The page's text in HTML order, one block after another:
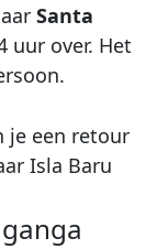
Santa
uur over. Het
je een retour
Isla Baru